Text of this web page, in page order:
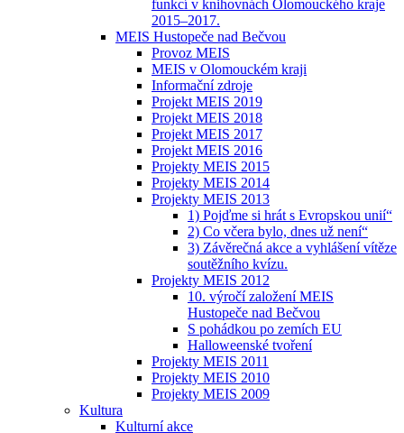
funkcí v knihovnách Olomouckého kraje
2015–2017.
MEIS Hustopeče nad Bečvou
Provoz MEIS
MEIS v Olomouckém kraji
Informační zdroje
Projekt MEIS 2019
Projekt MEIS 2018
Projekt MEIS 2017
Projekt MEIS 2016
Projekty MEIS 2015
Projekty MEIS 2014
Projekty MEIS 2013
1) Pojďme si hrát s Evropskou unií“
2) Co včera bylo, dnes už není“
3) Závěrečná akce a vyhlášení vítěze
soutěžního kvízu.
Projekty MEIS 2012
10. výročí založení MEIS
Hustopeče nad Bečvou
S pohádkou po zemích EU
Halloweenské tvoření
Projekty MEIS 2011
Projekty MEIS 2010
Projekty MEIS 2009
Kultura
Kulturní akce